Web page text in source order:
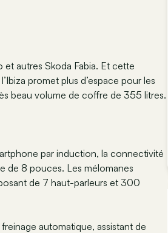
et autres Skoda Fabia. Et cette
promet plus d’espace pour les
beau volume de coffre de 355 litres.
par induction, la connectivité
de 8 pouces. Les mélomanes
de 7 haut-parleurs et 300
automatique, assistant de